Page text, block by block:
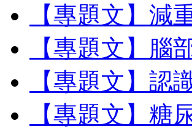
【專題文】減
【專題文】腦
【專題文】認
【專題文】糖